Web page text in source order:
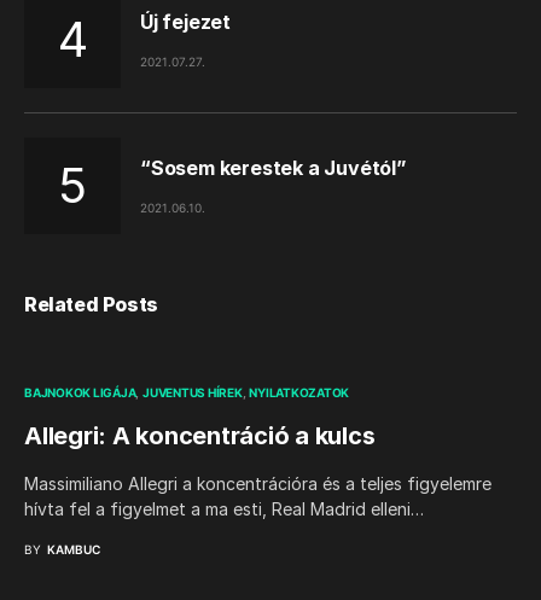
Új fejezet
2021.07.27.
“Sosem kerestek a Juvétól”
2021.06.10.
Related Posts
BAJNOKOK LIGÁJA JUVENTUS HÍREK NYILATKOZATOK
Allegri: A koncentráció a kulcs
Massimiliano Allegri a koncentrációra és a teljes figyelemre
hívta fel a figyelmet a ma esti, Real Madrid elleni…
BY KAMBUC